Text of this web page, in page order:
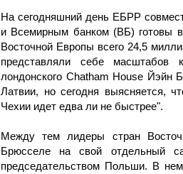
На сегодняшний день ЕБРР
и Всемирным банком (ВБ) готовы
Восточной Европы всего 24,5
представляли себе
лондонского Chatham House Йэйн
Латвии, но сегодня выясняется,
Чехии идет едва ли не быстрее".
Между тем лидеры стран
Брюсселе на свой отдельный
председательством Польши. В